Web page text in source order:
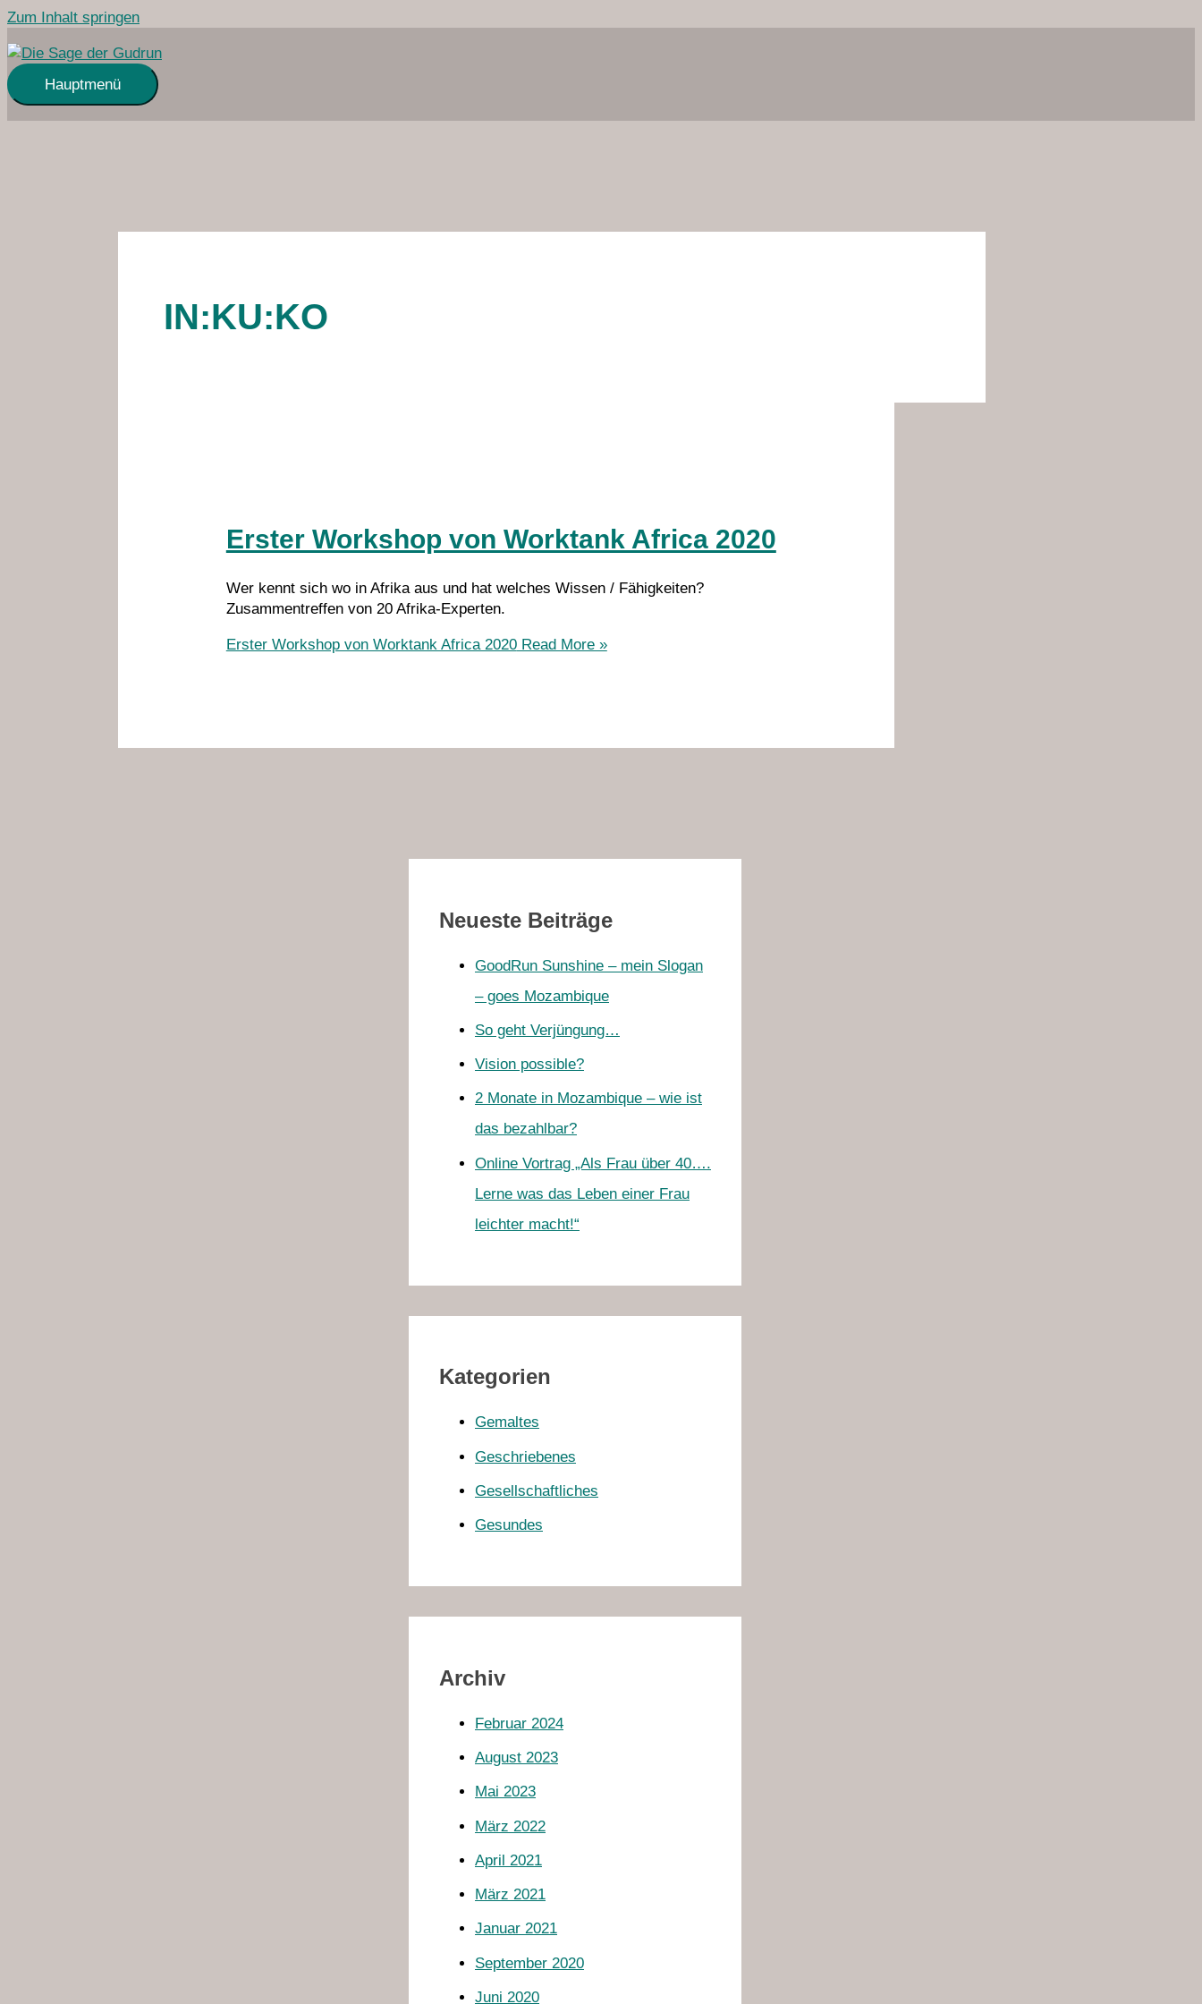
Zum Inhalt springen
Hauptmenü
IN:KU:KO
Erster Workshop von Worktank Africa 2020
Wer kennt sich wo in Afrika aus und hat welches Wissen / Fähigkeiten?
Zusammentreffen von 20 Afrika-Experten.
Erster Workshop von Worktank Africa 2020Read More »
Neueste Beiträge
GoodRun Sunshine – mein Slogan
– goes Mozambique
So geht Verjüngung…
Vision possible?
2 Monate in Mozambique – wie ist
das bezahlbar?
Online Vortrag „Als Frau über 40….
Lerne was das Leben einer Frau
leichter macht!“
Kategorien
Gemaltes
Geschriebenes
Gesellschaftliches
Gesundes
Archiv
Februar 2024
August 2023
Mai 2023
März 2022
April 2021
März 2021
Januar 2021
September 2020
Juni 2020